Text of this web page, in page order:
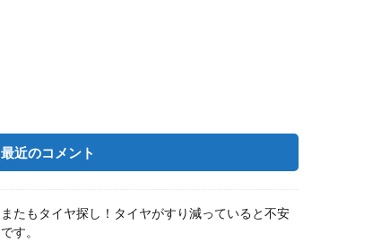
最近のコメント
またもタイヤ探し！タイヤがすり減っていると不安
です。